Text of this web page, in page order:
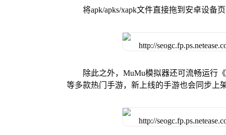
将apk/apks/xapk文件直接拖到安卓设备
除此之外，MuMu模拟器还可流畅运行
等多款热门手游，新上线的手游也会同步上